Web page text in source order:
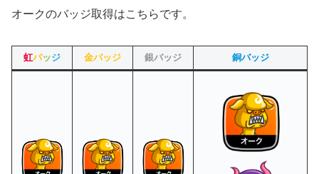
オークのバッジ取得はこちらです。
虹バッ ジ 金バッジ 銀バッジ 銅バッジ